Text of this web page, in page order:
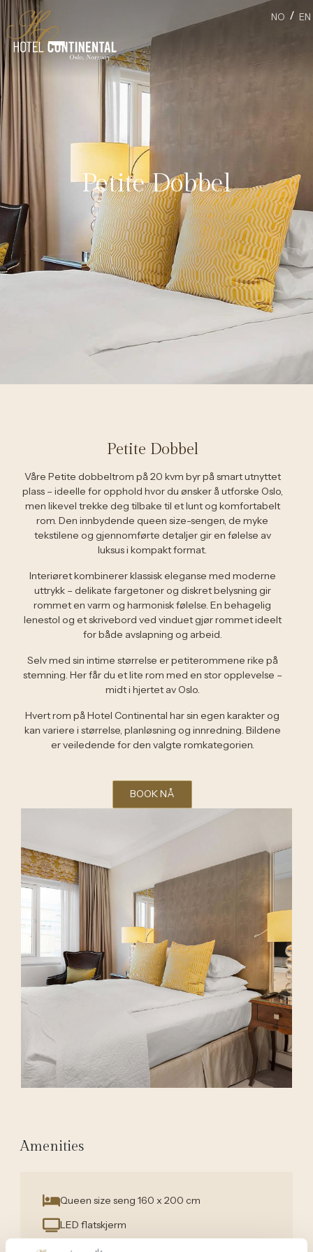
Petite Dobbel
Petite Dobbel
Våre Petite dobbeltrom på 20 kvm byr på smart utnyttet
plass – ideelle for opphold hvor du ønsker å utforske Oslo,
men likevel trekke deg tilbake til et lunt og komfortabelt
rom. Den innbydende queen size-sengen, de myke
tekstilene og gjennomførte detaljer gir en følelse av
luksus i kompakt format.
Interiøret kombinerer klassisk eleganse med moderne
uttrykk – delikate fargetoner og diskret belysning gir
rommet en varm og harmonisk følelse. En behagelig
lenestol og et skrivebord ved vinduet gjør rommet ideelt
for både avslapning og arbeid.
Selv med sin intime størrelse er petiterommene rike på
stemning. Her får du et lite rom med en stor opplevelse –
midt i hjertet av Oslo.
Hvert rom på Hotel Continental har sin egen karakter og
kan variere i størrelse, planløsning og innredning. Bildene
er veiledende for den valgte romkategorien.
BOOK NÅ
Amenities
Queen size seng 160 x 200 cm
LED flatskjerm
Marshall høyttaler
NO / EN